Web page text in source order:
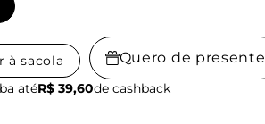
à sacola Quero de presente
atéR$ 39,60de cashback